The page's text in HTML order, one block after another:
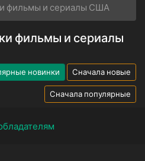
фильмы и сериалы США
фильмы и сериалы
новинки Сначала новые
Сначала популярные